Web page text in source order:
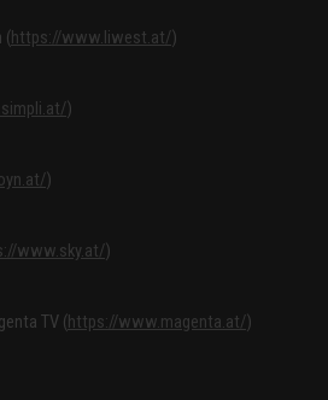
(https://www.liwest.at/)
)
)
www.sky.at/)
TV (https://www.magenta.at/)